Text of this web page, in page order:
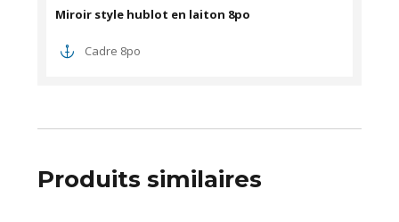
Miroir style hublot en laiton 8po
Cadre 8po
Produits similaires